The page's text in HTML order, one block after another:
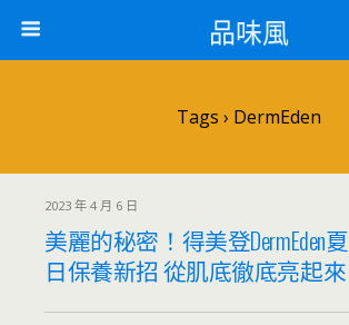
品味風
Tags › DermEden
2023 年 4 月 6 日
美麗的秘密！得美登DermEden夏
日保養新招 從肌底徹底亮起來